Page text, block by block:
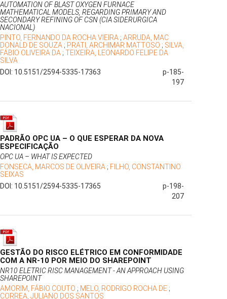
AUTOMATION OF BLAST OXYGEN FURNACE
MATHEMATICAL MODELS, REGARDING PRIMARY AND
SECONDARY REFINING OF CSN (CIA SIDERURGICA
NACIONAL)
PINTO, FERNANDO DA ROCHA VIEIRA ; ARRUDA, MAC
DONALD DE SOUZA ; PRATI, ARCHIMAR MATTOSO ; SILVA,
FÁBIO OLIVEIRA DA ; TEIXEIRA, LEONARDO FELIPE DA
SILVA
DOI: 10.5151/2594-5335-17363
p-185-
197
PADRÃO OPC UA – O QUE ESPERAR DA NOVA
ESPECIFICAÇÃO
OPC UA – WHAT IS EXPECTED
FONSECA, MARCOS DE OLIVEIRA ; FILHO, CONSTANTINO
SEIXAS
DOI: 10.5151/2594-5335-17365
p-198-
207
GESTÃO DO RISCO ELÉTRICO EM CONFORMIDADE
COM A NR-10 POR MEIO DO SHAREPOINT
NR10 ELETRIC RISC MANAGEMENT - AN APPROACH USING
SHAREPOINT
AMORIM, FÁBIO COUTO ; MELO, RODRIGO ROCHA DE ;
CORREA, JULIANO DOS SANTOS